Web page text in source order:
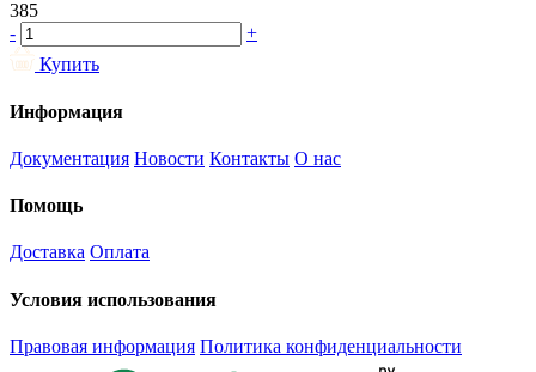
385
-
+
Купить
Информация
Документация Новости Контакты О нас
Помощь
Доставка Оплата
Условия использования
Правовая информация Политика конфиденциальности